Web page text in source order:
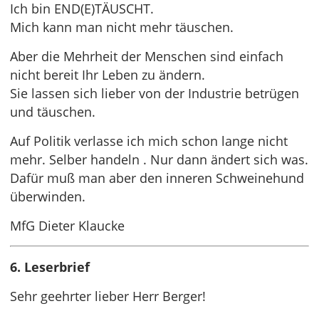
Ich bin END(E)TÄUSCHT.
Mich kann man nicht mehr täuschen.
Aber die Mehrheit der Menschen sind einfach
nicht bereit Ihr Leben zu ändern.
Sie lassen sich lieber von der Industrie betrügen
und täuschen.
Auf Politik verlasse ich mich schon lange nicht
mehr. Selber handeln . Nur dann ändert sich was.
Dafür muß man aber den inneren Schweinehund
überwinden.
MfG Dieter Klaucke
6. Leserbrief
Sehr geehrter lieber Herr Berger!